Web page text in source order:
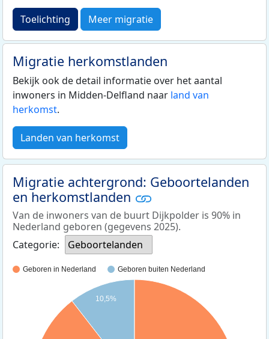
Toelichting Meer migratie
Migratie herkomstlanden
Bekijk ook de detail informatie over het aantal
inwoners in Midden-Delfland naar land van
herkomst.
Landen van herkomst
Migratie achtergrond: Geboortelanden
en herkomstlanden
Van de inwoners van de buurt Dijkpolder is 90% in
Nederland geboren (gegevens 2025).
Categorie:
Geboortelanden
Geboren in Nederland Geboren buiten Nederland
10,5%